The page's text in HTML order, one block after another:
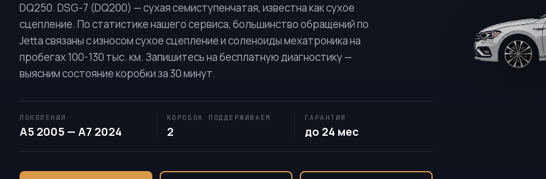
DQ250. DSG-7 (DQ200) — сухая семиступенчатая, известна как сухое
сцепление. По статистике нашего сервиса, большинство обращений по
Jetta связаны с износом сухое сцепление и соленоиды мехатроника на
пробегах 100-130 тыс. км. Запишитесь на бесплатную диагностику —
выясним состояние коробки за 30 минут.
ПОКОЛЕНИЯ
A5 2005 — A7 2024
КОРОБОК ПОДДЕРЖИВАЕМ
2
ГАРАНТИЯ
до 24 мес